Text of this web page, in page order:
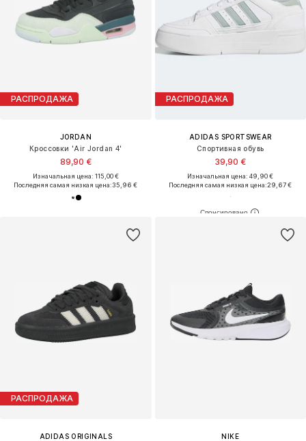
РАСПРОДАЖА
JORDAN
Кроссовки 'Air Jordan 4'
89,90 €
Изначальная цена: 115,00 €
Последняя самая низкая цена:35,96 €
РАСПРОДАЖА
ADIDAS SPORTSWEAR
Спортивная обувь
39,90 €
Изначальная цена: 49,90 €
Последняя самая низкая цена:29,67 €
РАСПРОДАЖА
ADIDAS ORIGINALS
NIKE